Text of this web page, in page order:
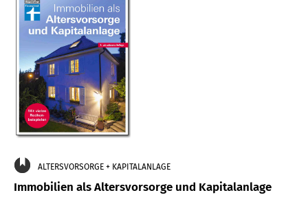
ALTERSVORSORGE + KAPITALANLAGE
Immobilien als Altersvorsorge und Kapitalanlage